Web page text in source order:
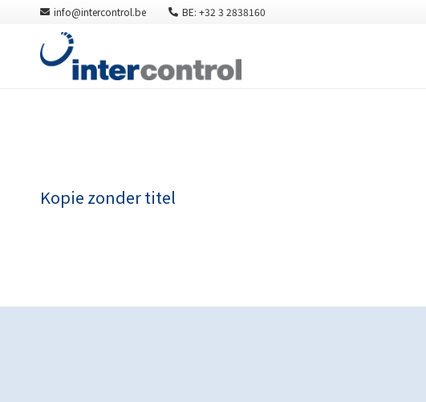
info@intercontrol.be BE: +32 3 2838160
Kopie zonder titel